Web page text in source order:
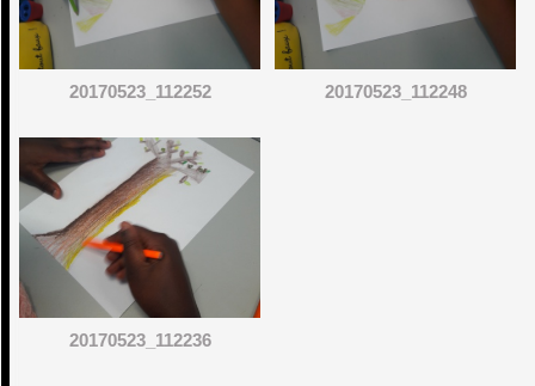
20170523_112252 20170523_112248
20170523_112236